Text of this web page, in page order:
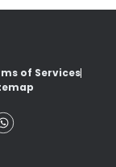
of Services